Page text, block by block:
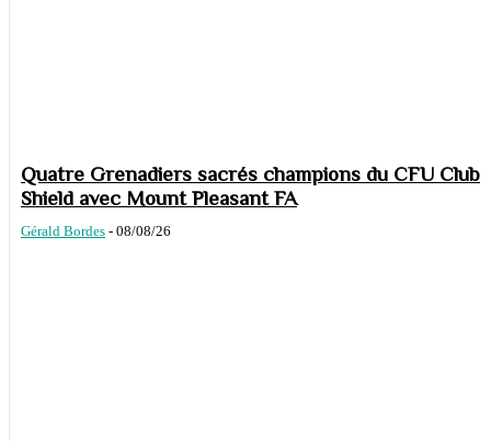
Quatre Grenadiers sacrés champions du CFU Club
Shield avec Mount Pleasant FA
Gérald Bordes - 08/08/26